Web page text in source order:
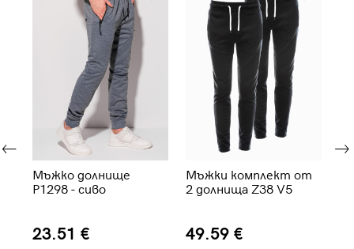
Мъжко долнище
P1298 - сиво
23.51 €
Мъжки комплект от
2 долнища Z38 V5
49.59 €